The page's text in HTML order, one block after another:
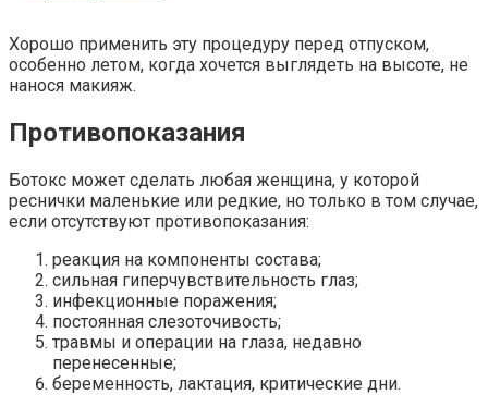
Хорошо применить эту процедуру перед отпуском,
особенно летом, когда хочется выглядеть на высоте, не
нанося макияж.
Противопоказания
Ботокс может сделать любая женщина, у которой
реснички маленькие или редкие, но только в том случае,
если отсутствуют противопоказания:
реакция на компоненты состава;
сильная гиперчувствительность глаз;
инфекционные поражения;
постоянная слезоточивость;
травмы и операции на глаза, недавно
перенесенные;
беременность, лактация, критические дни.